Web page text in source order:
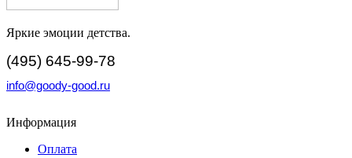
Яркие эмоции детства.
(495) 645-99-78
info@goody-good.ru
Информация
Оплата